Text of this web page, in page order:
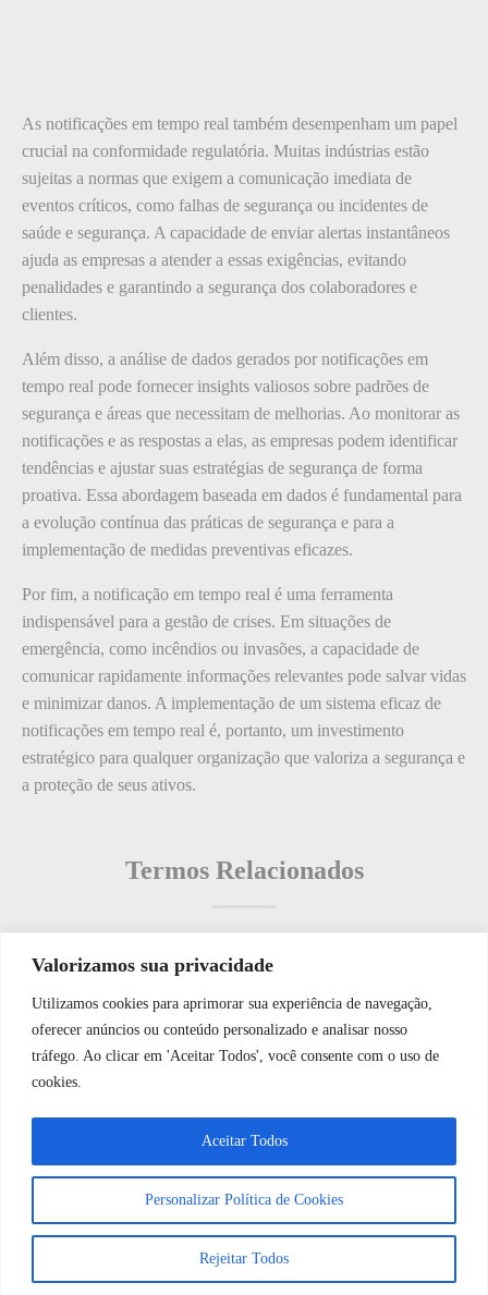
Valorizamos sua privacidade
Utilizamos cookies para aprimorar sua experiência de navegação,
oferecer anúncios ou conteúdo personalizado e analisar nosso
tráfego. Ao clicar em 'Aceitar Todos', você consente com o uso de
cookies.
Personalizar Política de Cookies
Rejeitar Todos
Aceitar Todos
As notificações em tempo real também desempenham um papel
crucial na conformidade regulatória. Muitas indústrias estão
sujeitas a normas que exigem a comunicação imediata de
eventos críticos, como falhas de segurança ou incidentes de
saúde e segurança. A capacidade de enviar alertas instantâneos
ajuda as empresas a atender a essas exigências, evitando
penalidades e garantindo a segurança dos colaboradores e
clientes.
Além disso, a análise de dados gerados por notificações em
tempo real pode fornecer insights valiosos sobre padrões de
segurança e áreas que necessitam de melhorias. Ao monitorar as
notificações e as respostas a elas, as empresas podem identificar
tendências e ajustar suas estratégias de segurança de forma
proativa. Essa abordagem baseada em dados é fundamental para
a evolução contínua das práticas de segurança e para a
implementação de medidas preventivas eficazes.
Por fim, a notificação em tempo real é uma ferramenta
indispensável para a gestão de crises. Em situações de
emergência, como incêndios ou invasões, a capacidade de
comunicar rapidamente informações relevantes pode salvar vidas
e minimizar danos. A implementação de um sistema eficaz de
notificações em tempo real é, portanto, um investimento
estratégico para qualquer organização que valoriza a segurança e
a proteção de seus ativos.
Termos Relacionados
Termos populares
O que é: Xaveco de portarias
O que é: Xaspiro de tecnologia de fachada
O que é: Controle Biométrico
O que é: Junção de alarmes
WhatsApp JF Tech
Vamos conversar e descobrir como
podemos ajudá-lo hoje?
Abrir bate-papo